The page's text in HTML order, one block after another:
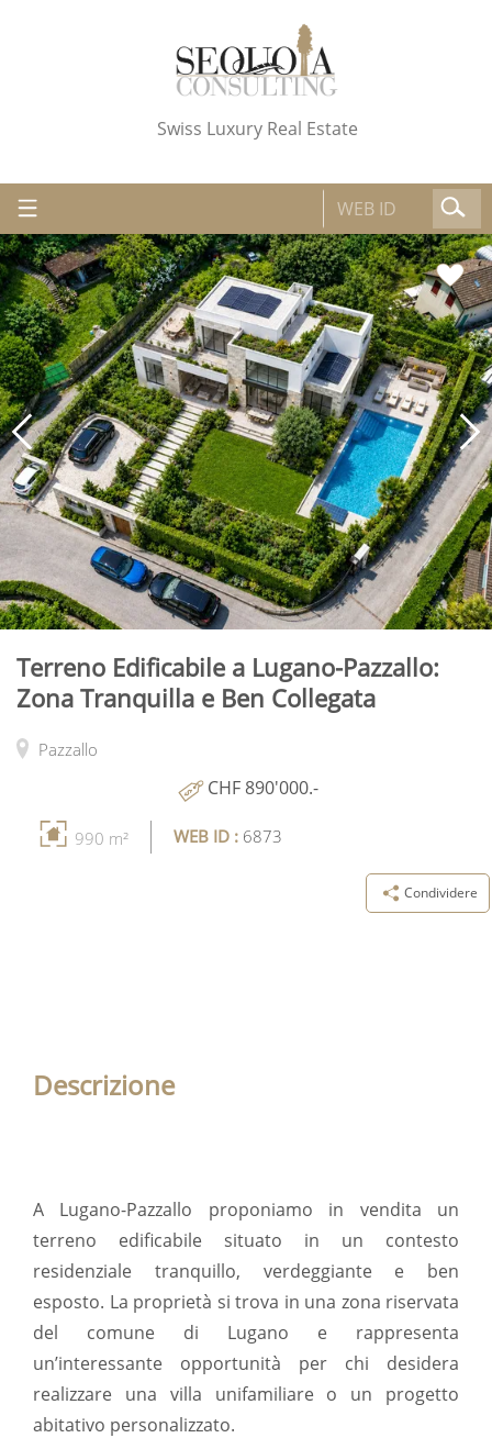
Swiss Luxury Real Estate
Terreno Edificabile a Lugano-Pazzallo:
Zona Tranquilla e Ben Collegata
Pazzallo
CHF 890'000.-
990 m² WEB ID : 6873
Condividere
Descrizione
A Lugano-Pazzallo proponiamo in vendita un
terreno edificabile situato in un contesto
residenziale tranquillo, verdeggiante e ben
esposto. La proprietà si trova in una zona riservata
del comune di Lugano e rappresenta
un’interessante opportunità per chi desidera
realizzare una villa unifamiliare o un progetto
abitativo personalizzato.